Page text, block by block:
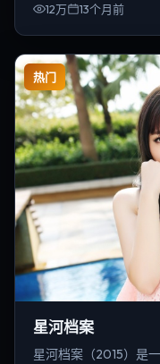
12万 13个月前
热门
星河档案
星河档案（2015）是